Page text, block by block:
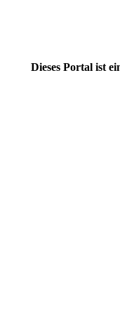
Dieses Portal ist